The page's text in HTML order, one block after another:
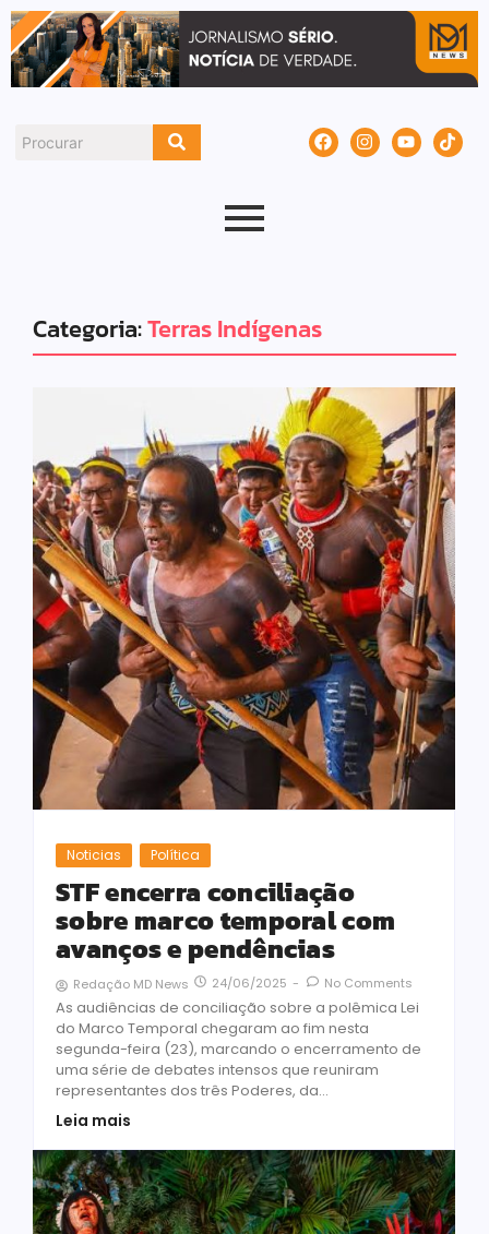
Categoria:Terras Indígenas
Noticias Política
STF encerra conciliação
sobre marco temporal com
avanços e pendências
Redação MD News 24/06/2025 - No Comments
As audiências de conciliação sobre a polêmica Lei
do Marco Temporal chegaram ao fim nesta
segunda-feira (23), marcando o encerramento de
uma série de debates intensos que reuniram
representantes dos três Poderes, da...
Leia mais